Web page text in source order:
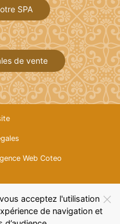
SPA
de vente
Web Coteo
acceptez l'utilisation
de navigation et